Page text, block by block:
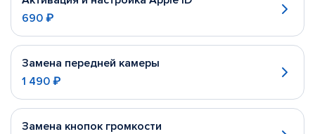
690 ₽
Замена передней камеры
1 490 ₽
Замена кнопок громкости